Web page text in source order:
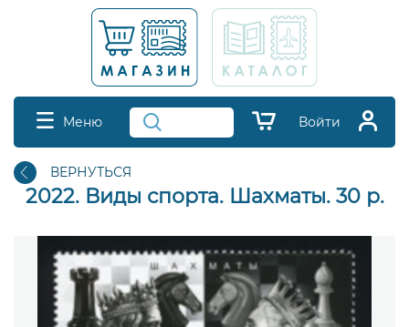
Меню Войти
ВЕРНУТЬСЯ
2022. Виды спорта. Шахматы. 30 р.